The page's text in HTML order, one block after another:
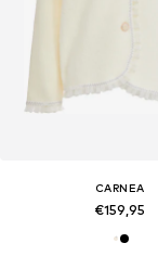
CARNEA
€159,95